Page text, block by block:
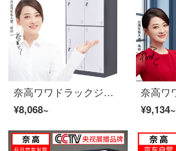
奈高ワワドラックジムの浴室従業員キャビネット灰色四門ワルターブルブの薄辺
¥8,068~
¥9,134~